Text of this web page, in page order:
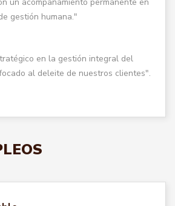
gestión humana."
en la gestión integral del
al deleite de nuestros clientes".